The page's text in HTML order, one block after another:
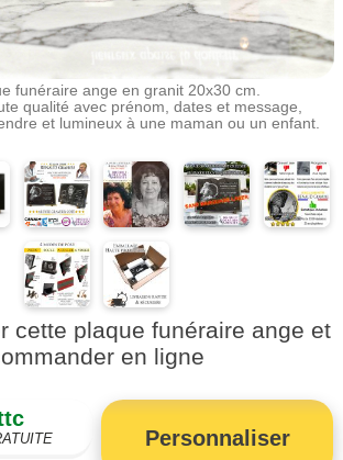
funéraire ange en granit 20x30 cm.
qualité avec prénom, dates et message,
et lumineux à une maman ou un enfant.
cette plaque funéraire ange et
en ligne
Personnaliser